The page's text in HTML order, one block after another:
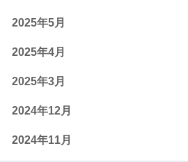
2025年5月
2025年4月
2025年3月
2024年12月
2024年11月